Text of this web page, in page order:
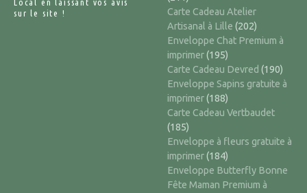
Local en laissant vos avis
sur le site !
Carte Cadeau Atelier
Artisanal à Lille (202)
Enveloppe Chat Premium à
imprimer(195)
Carte Cadeau Devred (190)
Enveloppe Sapins gratuite à
imprimer(188)
Carte Cadeau Vertbaudet
(185)
Enveloppe à fleurs gratuite à
imprimer(184)
Enveloppe Butterfly Bonne
Fête Maman Premium à